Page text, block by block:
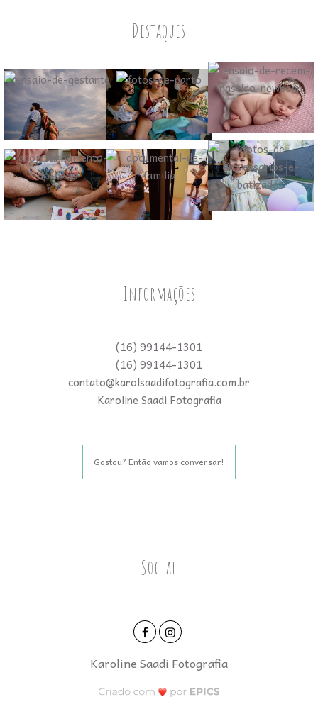
Destaques
Informações
(16) 99144-1301
(16) 99144-1301
contato@karolsaadifotografia.com.br
Karoline Saadi Fotografia
Gostou? Então vamos conversar!
Social
Karoline Saadi Fotografia